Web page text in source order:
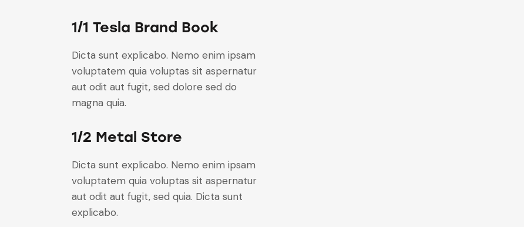
1/1 Tesla Brand Book
Dicta sunt explicabo. Nemo enim ipsam
voluptatem quia voluptas sit aspernatur
aut odit aut fugit, sed dolore sed do
magna quia.
1/2 Metal Store
Dicta sunt explicabo. Nemo enim ipsam
voluptatem quia voluptas sit aspernatur
aut odit aut fugit, sed quia. Dicta sunt
explicabo.